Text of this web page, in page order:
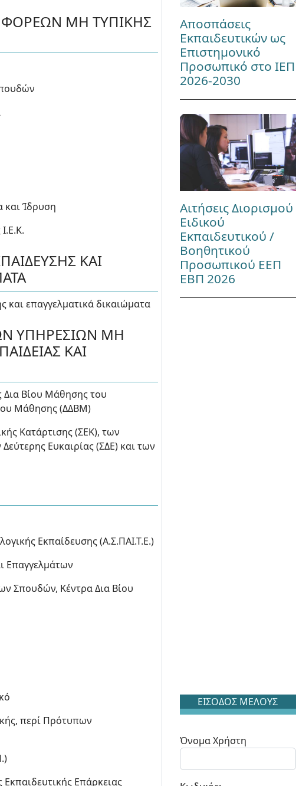
ΦΟΡΕΩΝ ΜΗ ΤΥΠΙΚΗΣ
και Ίδρυση
ΚΑΙ
και επαγγελματικά δικαιώματα
ΥΠΗΡΕΣΙΩΝ ΜΗ
ΚΑΙ
Δια Βίου Μάθησης του
Μάθησης (ΔΔΒΜ)
Κατάρτισης (ΣΕΚ), των
Ευκαιρίας (ΣΔΕ) και των
Εκπαίδευσης (Α.Σ.ΠΑΙ.Τ.Ε.)
Επαγγελμάτων
Σπουδών, Κέντρα Δια Βίου
περί Πρότυπων
Επάρκειας
Αποσπάσεις
Εκπαιδευτικών ως
Επιστημονικό
Προσωπικό στο ΙΕΠ
2026-2030
Αιτήσεις Διορισμού
Ειδικού
Εκπαιδευτικού /
Βοηθητικού
Προσωπικού ΕΕΠ
ΕΒΠ 2026
ΕΙΣΟΔΟΣ ΜΕΛΟΥΣ
Όνομα Χρήστη